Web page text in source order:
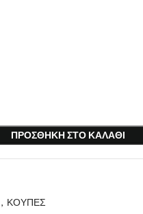
ΠΡΟΣΘΉΚΗ ΣΤΟ ΚΑΛΆΘΙ
, ΚΟΥΠΕΣ